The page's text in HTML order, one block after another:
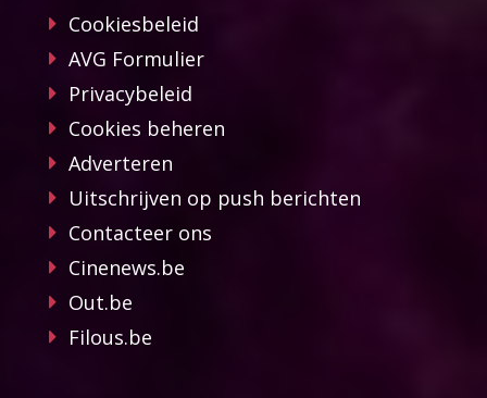
Cookiesbeleid
AVG Formulier
Privacybeleid
Cookies beheren
Adverteren
Uitschrijven op push berichten
Contacteer ons
Cinenews.be
Out.be
Filous.be